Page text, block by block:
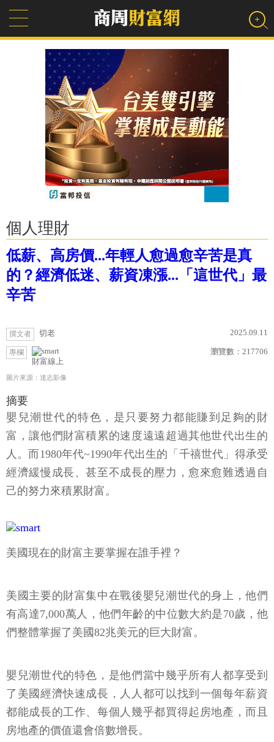
個人理財
低薪、高房價...年輕人愈過愈辛苦是真
的？經濟低迷、薪資凍漲...「這世代」最
辛苦
撰文者 切老 2025.09.11
專欄
財富線上
瀏覽數： 217706
圖片來源：達志影像
摘要
嬰兒潮世代的特色，是只要努力都能賺到足夠的財
富，讓他們財富積累的速度遠遠超過其他世代出生的
人。而1980年代~1990年代出生的「千禧世代」得承受
經濟緩慢成長、甚至不成長的壓力，愈來愈難透過自
己的努力來積累財富。
美國現在的財富主要掌握在誰手裡？
美國主要的財富集中在戰後嬰兒潮世代的身上，他們
有高達7,000萬人，他們年齡的中位數大約是70歲，他
們整體掌握了美國82兆美元的巨大財富。
嬰兒潮世代的特色，是他們當中幾乎所有人都享受到
了美國經濟快速成長，人人都可以找到一個每年薪資
都能成長的工作、每個人幾乎都買得起房地產，而且
房地產的價值還會倍數增長。